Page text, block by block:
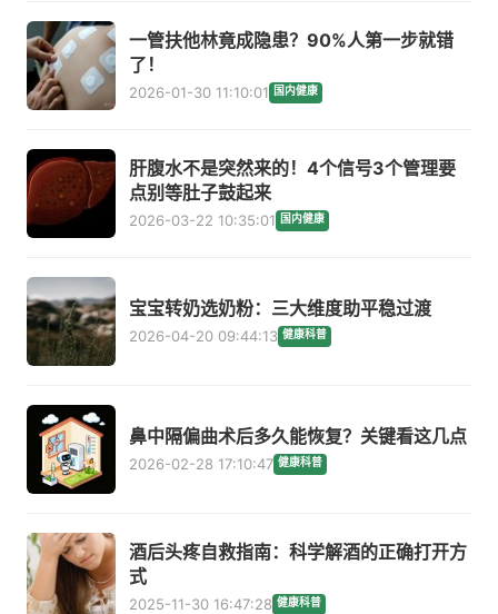
一管扶他林竟成隐患？90%人第一步就错
了！
2026-01-30 11:10:01 国内健康
肝腹水不是突然来的！4个信号3个管理要
点别等肚子鼓起来
2026-03-22 10:35:01 国内健康
宝宝转奶选奶粉：三大维度助平稳过渡
2026-04-20 09:44:13 健康科普
鼻中隔偏曲术后多久能恢复？关键看这几点
2026-02-28 17:10:47 健康科普
酒后头疼自救指南：科学解酒的正确打开方
式
2025-11-30 16:47:28 健康科普